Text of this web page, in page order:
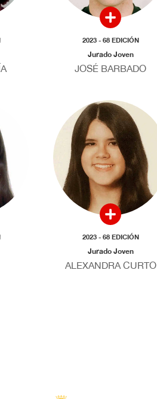
2023 - 68 EDICIÓN
Jurado Joven
JOSÉ BARBADO
2023 - 68 EDICIÓN
Jurado Joven
ALEXANDRA CURTO